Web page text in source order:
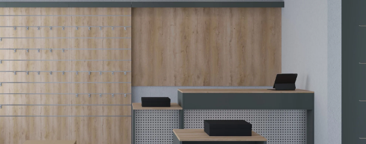
для розміщення додаткових товарів на гачках.
LED-підсвічуванням, яке підкреслює деталізацію
компактного спорядження.
Функціональні переваги моделі
Комплект на 217 м² працює як цілісна торгова
навігацію великого простору і повноцінне
асортименту. Шість опорних характеристик, що